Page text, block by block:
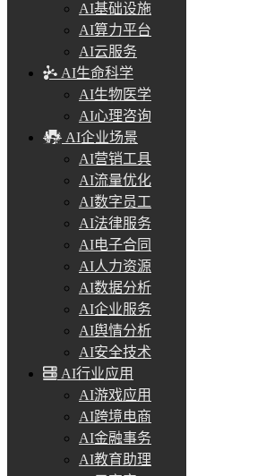
AI基础设施
AI算力平台
AI云服务
AI生命科学
AI生物医学
AI心理咨询
AI企业场景
AI营销工具
AI流量优化
AI数字员工
AI法律服务
AI电子合同
AI人力资源
AI数据分析
AI企业服务
AI舆情分析
AI安全技术
AI行业应用
AI游戏应用
AI跨境电商
AI金融事务
AI教育助理